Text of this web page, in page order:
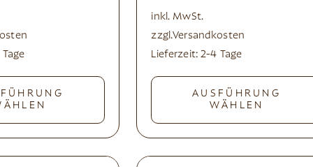
inkl. MwSt.
zzgl.Versandkosten
Lieferzeit:2-4 Tage
AUSFÜHRUNG
WÄHLEN